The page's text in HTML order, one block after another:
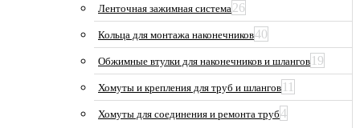
Ленточная зажимная система26
Кольца для монтажа наконечников40
Обжимные втулки для наконечников и шлангов 19
Хомуты и крепления для труб и шлангов 11
Хомуты для соединения и ремонта труб4